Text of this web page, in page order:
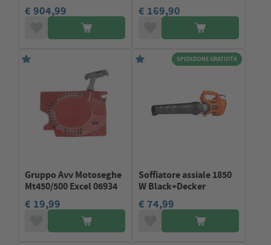
€ 904,99 € 169,90
Gruppo Avv Motoseghe
Mt450/500 Excel 06934
€ 19,99
SPEDIZIONE GRATUITA
Soffiatore assiale 1850
W Black+Decker
€ 74,99